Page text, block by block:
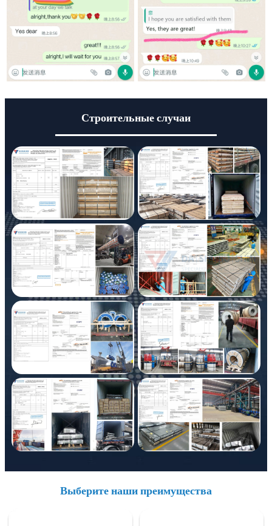
Строительные случаи
Выберите наши преимущества